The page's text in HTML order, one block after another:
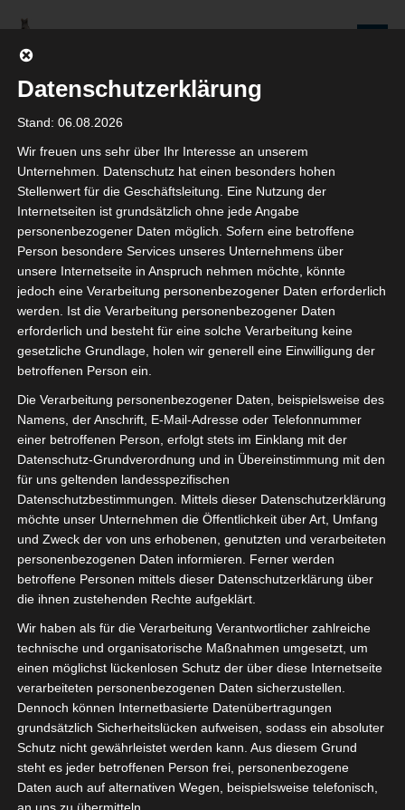
springen
Seniorenredaktion
Wolfenbüttel
WIR WERDEN NICHT NUR ÄLTER, WIR WERDEN AUCH IMMER BESSER!
Schlagwort: Hochwasser
Hochwasser in der Innenstadt von
Wolfenbüttel
26. JANUAR 2024
KARIN MAASS
KOMMENTAR SCHREIBEN
Nach den Jahren 2002 und 2017 wurde Wolfenbüttel im
Dezember 2023 erneut von einem Hochwasser
heimgesucht. Verursacht durch einen tagelangen…
WEITERLESEN →
VERÖFFENTLICHT IN:KOMMUNALES RETTUNGSWESEN
NATUR
ABGELEGT UNTER:HOCHWASSER,WOLFENBÜTTEL
Suchen
nach:
Neueste Beiträge
Datenschutzerklärung
Stand: 06.08.2026
Wir freuen uns sehr über Ihr Interesse an unserem
Unternehmen. Datenschutz hat einen besonders hohen
Stellenwert für die Geschäftsleitung. Eine Nutzung der
Internetseiten ist grundsätzlich ohne jede Angabe
personenbezogener Daten möglich. Sofern eine betroffene
Person besondere Services unseres Unternehmens über
unsere Internetseite in Anspruch nehmen möchte, könnte
jedoch eine Verarbeitung personenbezogener Daten erforderlich
werden. Ist die Verarbeitung personenbezogener Daten
erforderlich und besteht für eine solche Verarbeitung keine
gesetzliche Grundlage, holen wir generell eine Einwilligung der
betroffenen Person ein.
Die Verarbeitung personenbezogener Daten, beispielsweise des
Namens, der Anschrift, E-Mail-Adresse oder Telefonnummer
einer betroffenen Person, erfolgt stets im Einklang mit der
Datenschutz-Grundverordnung und in Übereinstimmung mit den
für uns geltenden landesspezifischen
Datenschutzbestimmungen. Mittels dieser Datenschutzerklärung
möchte unser Unternehmen die Öffentlichkeit über Art, Umfang
und Zweck der von uns erhobenen, genutzten und verarbeiteten
personenbezogenen Daten informieren. Ferner werden
betroffene Personen mittels dieser Datenschutzerklärung über
die ihnen zustehenden Rechte aufgeklärt.
Wir haben als für die Verarbeitung Verantwortlicher zahlreiche
technische und organisatorische Maßnahmen umgesetzt, um
einen möglichst lückenlosen Schutz der über diese Internetseite
verarbeiteten personenbezogenen Daten sicherzustellen.
Dennoch können Internetbasierte Datenübertragungen
grundsätzlich Sicherheitslücken aufweisen, sodass ein absoluter
Schutz nicht gewährleistet werden kann. Aus diesem Grund
steht es jeder betroffenen Person frei, personenbezogene
Daten auch auf alternativen Wegen, beispielsweise telefonisch,